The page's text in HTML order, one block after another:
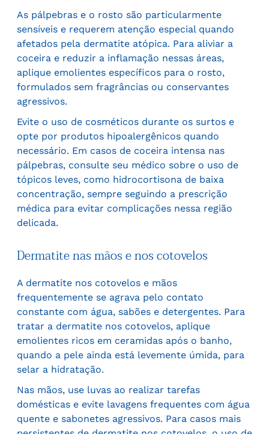
As pálpebras e o rosto são particularmente
sensíveis e requerem atenção especial quando
afetados pela dermatite atópica. Para aliviar a
coceira e reduzir a inflamação nessas áreas,
aplique emolientes específicos para o rosto,
formulados sem fragrâncias ou conservantes
agressivos.
Evite o uso de cosméticos durante os surtos e
opte por produtos hipoalergênicos quando
necessário. Em casos de coceira intensa nas
pálpebras, consulte seu médico sobre o uso de
tópicos leves, como hidrocortisona de baixa
concentração, sempre seguindo a prescrição
médica para evitar complicações nessa região
delicada.
Dermatite nas mãos e nos cotovelos
A dermatite nos cotovelos e mãos
frequentemente se agrava pelo contato
constante com água, sabões e detergentes. Para
tratar a dermatite nos cotovelos, aplique
emolientes ricos em ceramidas após o banho,
quando a pele ainda está levemente úmida, para
selar a hidratação.
Nas mãos, use luvas ao realizar tarefas
domésticas e evite lavagens frequentes com água
quente e sabonetes agressivos. Para casos mais